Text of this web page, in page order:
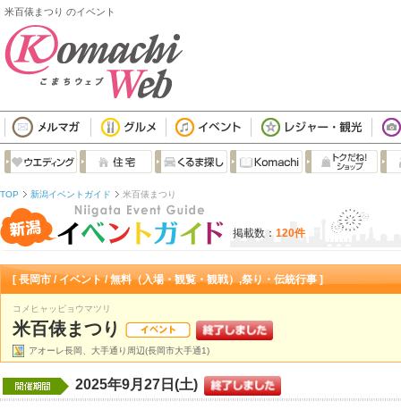
米百俵まつり のイベント
TOP 新潟イベントガイド 米百俵まつり
掲載数： 120件
[ 長岡市 / イベント / 無料（入場・観覧・観戦）,祭り・伝統行事 ]
コメヒャッピョウマツリ
米百俵まつり
アオーレ長岡、大手通り周辺(長岡市大手通1)
2025年9月27日(土)